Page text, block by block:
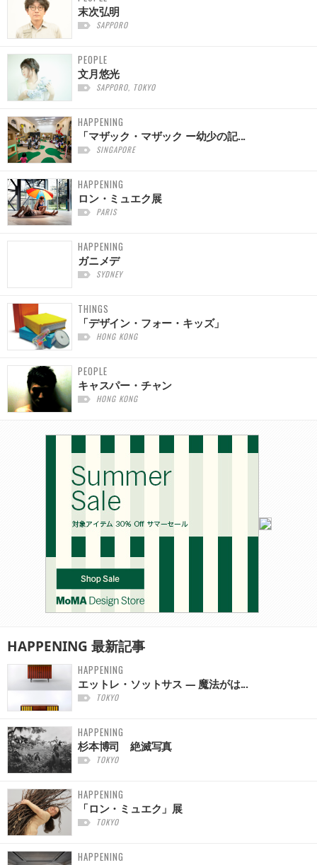
末次弘明
SAPPORO
PEOPLE
文月悠光
SAPPORO, TOKYO
HAPPENING
「マザック・マザック ー幼少の記...
SINGAPORE
HAPPENING
ロン・ミュエク展
PARIS
HAPPENING
ガニメデ
SYDNEY
THINGS
「デザイン・フォー・キッズ」
HONG KONG
PEOPLE
キャスパー・チャン
HONG KONG
HAPPENING 最新記事
HAPPENING
エットレ・ソットサス — 魔法がは...
TOKYO
HAPPENING
杉本博司 絶滅写真
TOKYO
HAPPENING
「ロン・ミュエク」展
TOKYO
HAPPENING